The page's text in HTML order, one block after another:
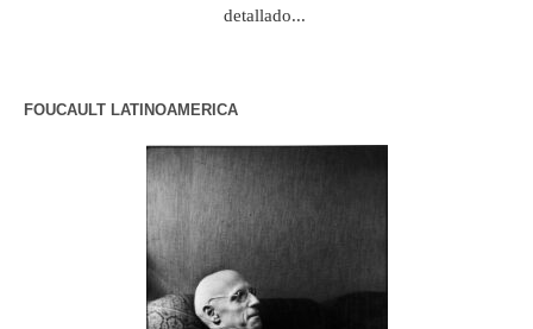
detallado...
FOUCAULT LATINOAMERICA